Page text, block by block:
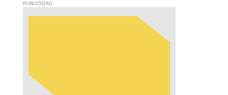
PUBLICIDAD